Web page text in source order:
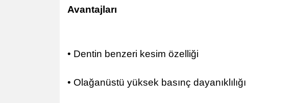
Avantajları
• Dentin benzeri kesim özelliği
• Olağanüstü yüksek basınç dayanıklılığı